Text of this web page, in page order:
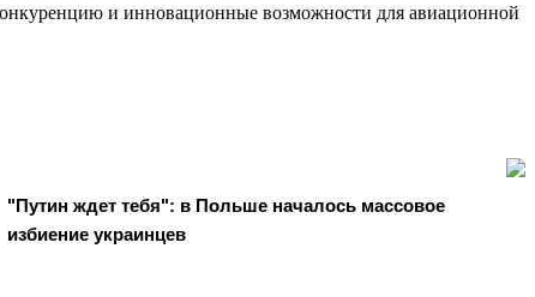
и инновационные возможности для авиационной
"Путин ждет тебя": в Польше началось массовое
избиение украинцев